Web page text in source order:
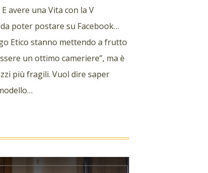
avere una Vita con la V
poter postare su Facebook…
Etico stanno mettendo a frutto
un ottimo cameriere”, ma è
più fragili. Vuol dire saper